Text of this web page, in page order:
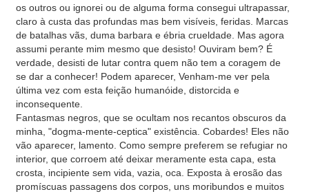
os outros ou ignorei ou de alguma forma consegui ultrapassar,
claro à custa das profundas mas bem visíveis, feridas. Marcas
de batalhas vãs, duma barbara e ébria crueldade. Mas agora
assumi perante mim mesmo que desisto! Ouviram bem? É
verdade, desisti de lutar contra quem não tem a coragem de
se dar a conhecer! Podem aparecer, Venham-me ver pela
última vez com esta feição humanóide, distorcida e
inconsequente.
Fantasmas negros, que se ocultam nos recantos obscuros da
minha, "dogma-mente-ceptica" existência. Cobardes! Eles não
vão aparecer, lamento. Como sempre preferem se refugiar no
interior, que corroem até deixar meramente esta capa, esta
crosta, incipiente sem vida, vazia, oca. Exposta à erosão das
promíscuas passagens dos corpos, uns moribundos e muitos